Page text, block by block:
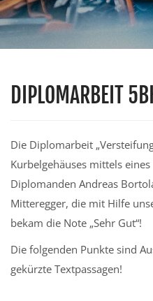
DIPLOMARBEIT
Die Diplomarbeit
Kurbelgehäuses mittels
Diplomanden Andreas
Mitteregger, die mit Hilfe
bekam die Note „Sehr Gut“!
Die folgenden Punkte sind
gekürzte Textpassagen!